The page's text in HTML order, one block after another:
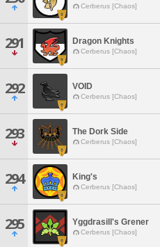
Cerberus [Chaos]
291 Dragon Knights
Cerberus [Chaos]
292 VOID
Cerberus [Chaos]
293 The Dork Side
Cerberus [Chaos]
294 King's
Cerberus [Chaos]
295 Yggdrasill's Grener
Cerberus [Chaos]